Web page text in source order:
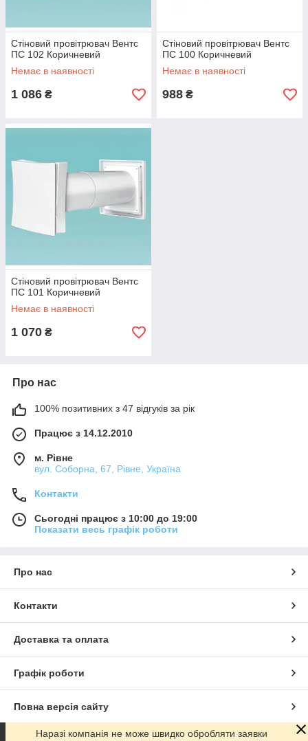
Стіновий провітрювач Вентс
ПС 102 Коричневий
Немає в наявності
1 086 ₴
Стіновий провітрювач Вентс
ПС 100 Коричневий
Немає в наявності
988 ₴
Стіновий провітрювач Вентс
ПС 101 Коричневий
Немає в наявності
1 070 ₴
Про нас
100% позитивних з 47 відгуків за рік
Працює з 14.12.2010
м. Рівне
вул. Соборна, 67, Рівне, Україна
Контакти
Сьогодні працює з 10:00 до 19:00
Показати весь графік роботи
Про нас
Контакти
Доставка та оплата
Графік роботи
Повна версія сайту
Наразі компанія не може швидко обробляти заявки